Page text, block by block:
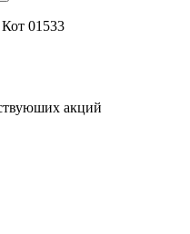
01533
акций